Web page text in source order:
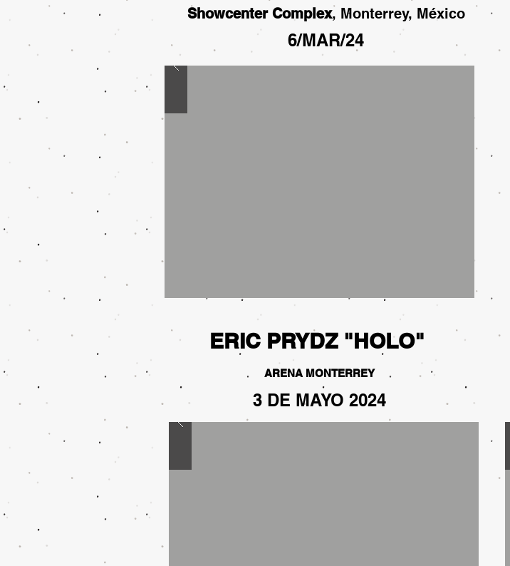
Showcenter Complex, Monterrey, México
6/MAR/24
ERIC PRYDZ "HOLO"
ARENA MONTERREY
3 DE MAYO 2024